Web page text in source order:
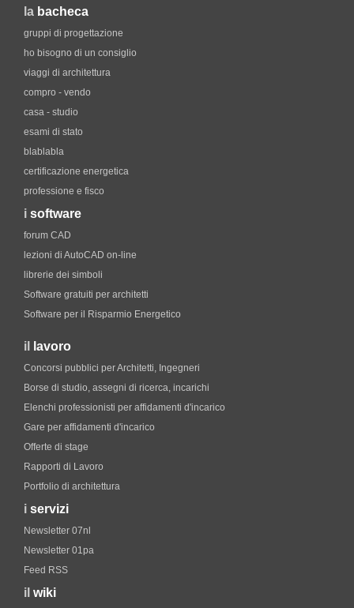
la bacheca
gruppi di progettazione
ho bisogno di un consiglio
viaggi di architettura
compro - vendo
casa - studio
esami di stato
blablabla
certificazione energetica
professione e fisco
i software
forum CAD
lezioni di AutoCAD on-line
librerie dei simboli
Software gratuiti per architetti
Software per il Risparmio Energetico
il lavoro
Concorsi pubblici per Architetti, Ingegneri
Borse di studio, assegni di ricerca, incarichi
Elenchi professionisti per affidamenti d'incarico
Gare per affidamenti d'incarico
Offerte di stage
Rapporti di Lavoro
Portfolio di architettura
i servizi
Newsletter 07nl
Newsletter 01pa
Feed RSS
il wiki